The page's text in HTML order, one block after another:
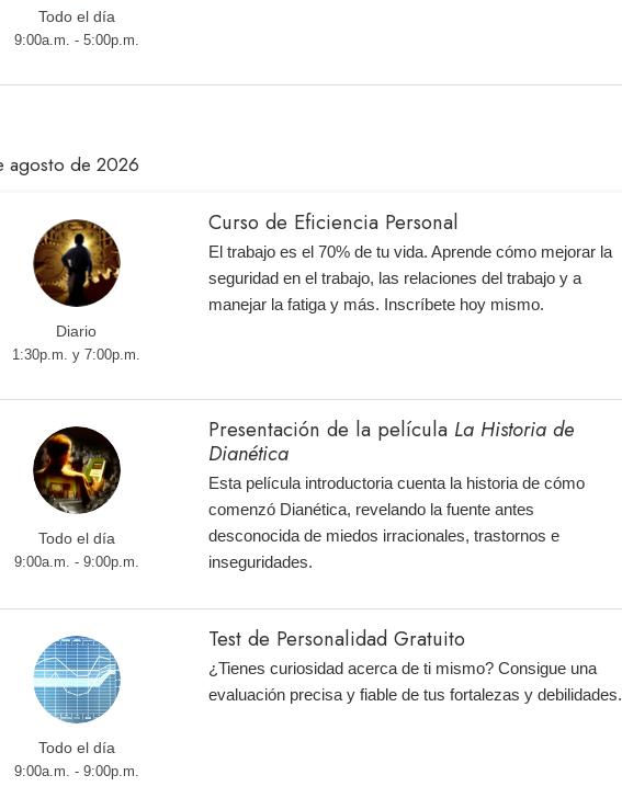
Todo el día
9:00a.m. - 5:00p.m.
agosto de 2026
Diario
1:30p.m. y 7:00p.m.
Curso de Eficiencia Personal
El trabajo es el 70% de tu vida. Aprende cómo mejorar la
seguridad en el trabajo, las relaciones del trabajo y a
manejar la fatiga y más. Inscríbete hoy mismo.
Todo el día
9:00a.m. - 9:00p.m.
Presentación de la película La Historia de
Dianética
Esta película introductoria cuenta la historia de cómo
comenzó Dianética, revelando la fuente antes
desconocida de miedos irracionales, trastornos e
inseguridades.
Todo el día
9:00a.m. - 9:00p.m.
Test de Personalidad Gratuito
¿Tienes curiosidad acerca de ti mismo? Consigue una
evaluación precisa y fiable de tus fortalezas y debilidades.